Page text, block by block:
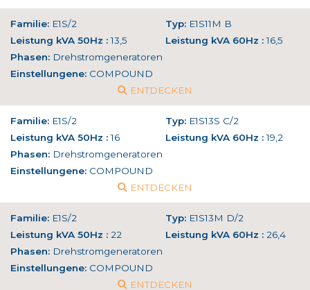
Familie: E1S/2 Typ: E1S11M B
Leistung kVA 50Hz :13,5 Leistung kVA 60Hz :16,5
Phasen: Drehstromgeneratoren
Einstellungene: COMPOUND
ENTDECKEN
Familie: E1S/2 Typ: E1S13S C/2
Leistung kVA 50Hz :16 Leistung kVA 60Hz :19,2
Phasen: Drehstromgeneratoren
Einstellungene: COMPOUND
ENTDECKEN
Familie: E1S/2 Typ: E1S13M D/2
Leistung kVA 50Hz : 22 Leistung kVA 60Hz : 26,4
Phasen: Drehstromgeneratoren
Einstellungene: COMPOUND
ENTDECKEN